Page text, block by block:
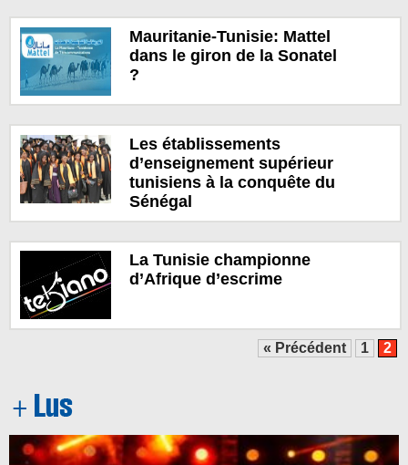
Mauritanie-Tunisie: Mattel
dans le giron de la Sonatel
?
Les établissements
d’enseignement supérieur
tunisiens à la conquête du
Sénégal
La Tunisie championne
d’Afrique d’escrime
« Précédent 1 2